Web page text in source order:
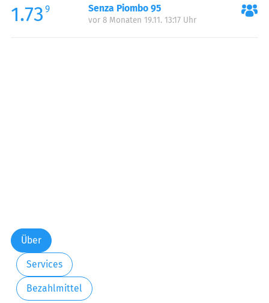
1.73 9 Senza Piombo 95
vor 8 Monaten 19.11. 13:17 Uhr
Über
Services
Bezahlmittel